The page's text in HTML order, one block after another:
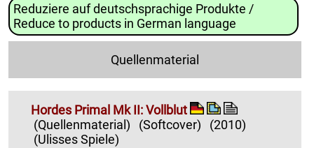
Reduziere auf deutschsprachige Produkte /
Reduce to products in German language
Quellenmaterial
Hordes Primal Mk II: Vollblut
(Quellenmaterial)
(Softcover)
(2010)
(Ulisses Spiele)